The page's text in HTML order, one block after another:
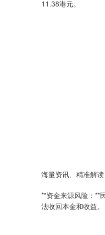
11.38港元。
海量资讯、精准解
**资金来源风险：**
法收回本金和收益。